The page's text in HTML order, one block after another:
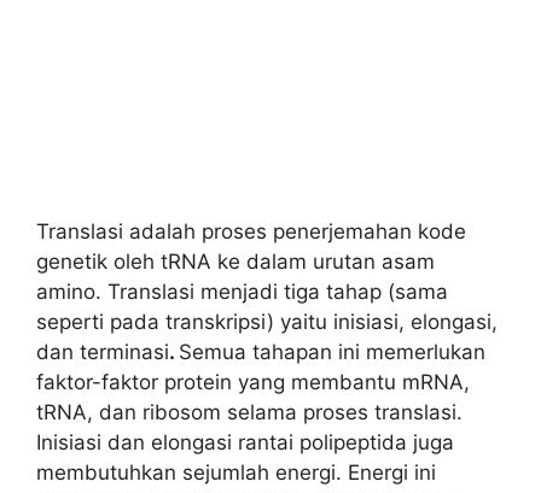
Translasi adalah proses penerjemahan kode
genetik oleh tRNA ke dalam urutan asam
amino. Translasi menjadi tiga tahap (sama
seperti pada transkripsi) yaitu inisiasi, elongasi,
dan terminasi. Semua tahapan ini memerlukan
faktor-faktor protein yang membantu mRNA,
tRNA, dan ribosom selama proses translasi.
Inisiasi dan elongasi rantai polipeptida juga
membutuhkan sejumlah energi. Energi ini